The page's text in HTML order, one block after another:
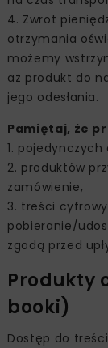
Zwrot
otrzymania
możemy
aż produkt do
jego odesłania.
Pamiętaj, że
pojedynczych
produktów
zamówienie,
treści
pobieranie/
zgodą przed
Produkty
booki)
Dostęp do